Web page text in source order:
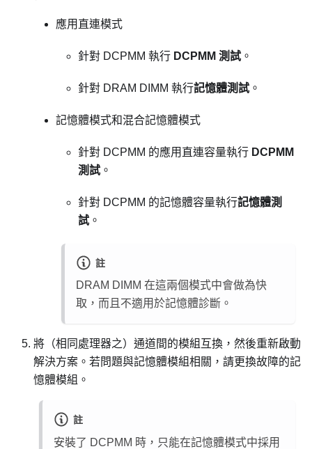
應用直連模式
針對 DCPMM 執行 DCPMM 測試 。
針對 DRAM DIMM 執行記憶體測試 。
記憶體模式和混合記憶體模式
針對 DCPMM 的應用直連容量執行 DCPMM
測試 。
針對 DCPMM 的記憶體容量執行記憶體測
試 。
註
DRAM DIMM 在這兩個模式中會做為快
取，而且不適用於記憶體診斷。
將（相同處理器之）通道間的模組互換，然後重新啟動
解決方案。若問題與記憶體模組相關，請更換故障的記
憶體模組。
註
安裝了 DCPMM 時，只能在記憶體模式中採用